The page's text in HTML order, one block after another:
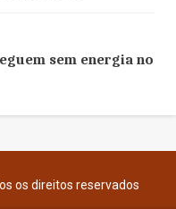
sem energia no
os direitos reservados